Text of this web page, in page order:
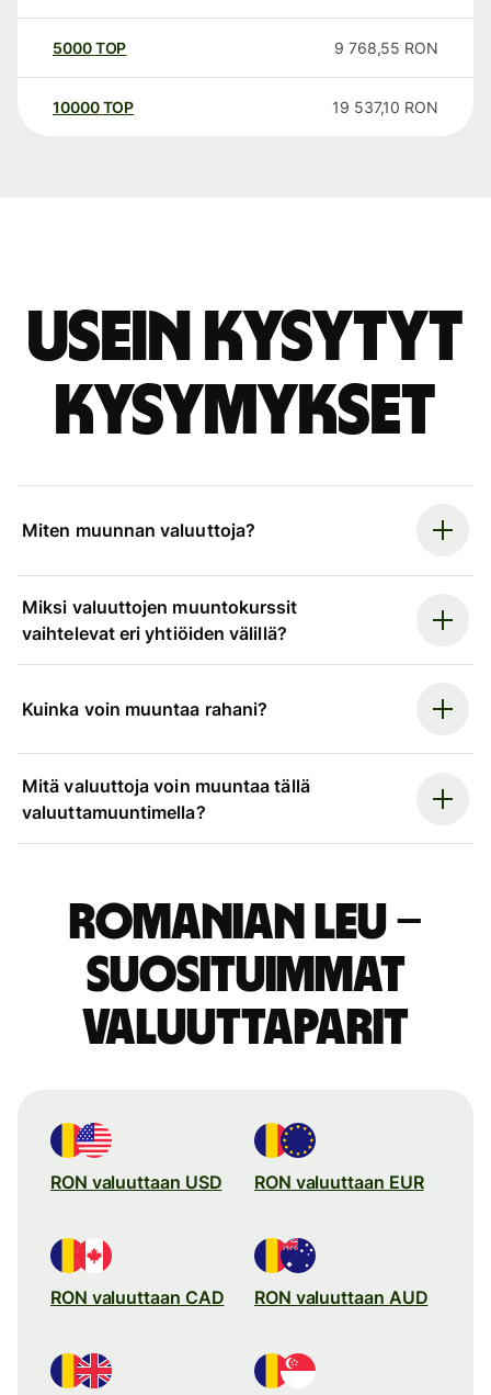
5000TOP 9 768,55 RON
10000 TOP 19 537,10 RON
Usein kysytyt
kysymykset
Miten muunnan valuuttoja?
Miksi valuuttojen muuntokurssit
vaihtelevat eri yhtiöiden välillä?
Kuinka voin muuntaa rahani?
Mitä valuuttoja voin muuntaa tällä
valuuttamuuntimella?
Romanian leu –
suosituimmat
valuuttaparit
RON valuuttaan USD RON valuuttaan EUR
RON valuuttaan CAD RON valuuttaan AUD